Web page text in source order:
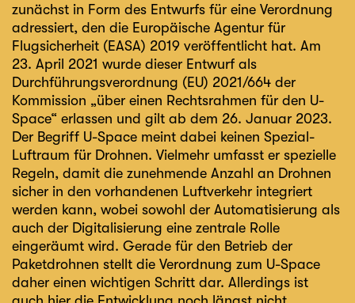
zunächst in Form des Entwurfs für eine Verordnung
adressiert, den die Europäische Agentur für
Flugsicherheit (EASA) 2019 veröffentlicht hat. Am
23. April 2021 wurde dieser Entwurf als
Durchführungsverordnung (EU) 2021/664 der
Kommission „über einen Rechtsrahmen für den U-
Space“ erlassen und gilt ab dem 26. Januar 2023.
Der Begriff U-Space meint dabei keinen Spezial-
Luftraum für Drohnen. Vielmehr umfasst er spezielle
Regeln, damit die zunehmende Anzahl an Drohnen
sicher in den vorhandenen Luftverkehr integriert
werden kann, wobei sowohl der Automatisierung als
auch der Digitalisierung eine zentrale Rolle
eingeräumt wird. Gerade für den Betrieb der
Paketdrohnen stellt die Verordnung zum U-Space
daher einen wichtigen Schritt dar. Allerdings ist